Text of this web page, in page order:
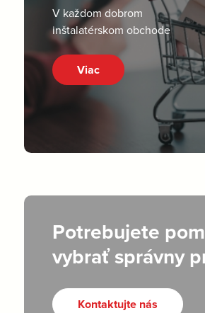
V každom dobrom
inštalatérskom obchode
Viac
Potrebujete
vybrať správny
Kontaktujte nás